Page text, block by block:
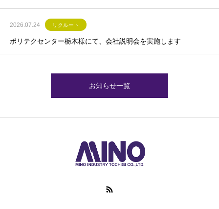
2026.07.24 リクルート
ポリテクセンター栃木様にて、会社説明会を実施します
お知らせ一覧